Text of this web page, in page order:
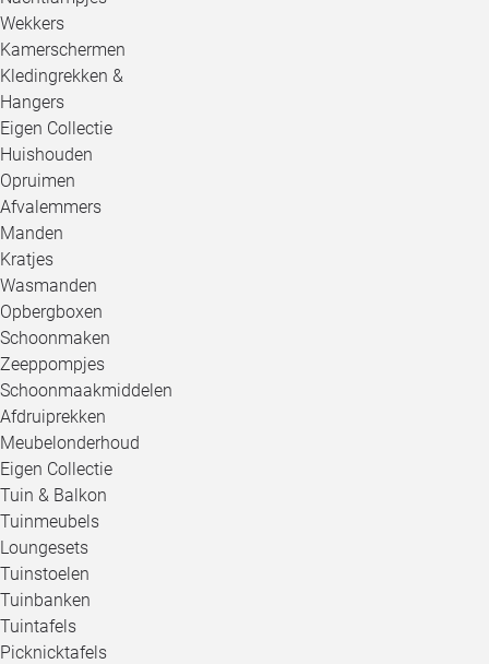
Wekkers
Kamerschermen
Kledingrekken &
Hangers
Eigen Collectie
Huishouden
Opruimen
Afvalemmers
Manden
Kratjes
Wasmanden
Opbergboxen
Schoonmaken
Zeeppompjes
Schoonmaakmiddelen
Afdruiprekken
Meubelonderhoud
Eigen Collectie
Tuin & Balkon
Tuinmeubels
Loungesets
Tuinstoelen
Tuinbanken
Tuintafels
Picknicktafels